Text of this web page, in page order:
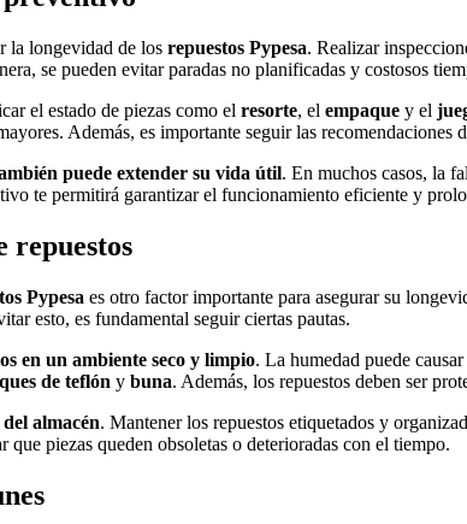
la longevidad de los repuestos Pypesa. Realizar
se pueden evitar paradas no planificadas y costosos
el estado de piezas como el resorte, el empaque y el
Además, es importante seguir las
puede extender su vida útil. En muchos casos, la
te permitirá garantizar el funcionamiento eficiente y
repuestos
Pypesa es otro factor importante para asegurar su
esto, es fundamental seguir ciertas pautas.
en un ambiente seco y limpio. La humedad puede
de teflón y buna. Además, los repuestos deben ser
almacén. Mantener los repuestos etiquetados y
piezas queden obsoletas o deterioradas con el tiempo.